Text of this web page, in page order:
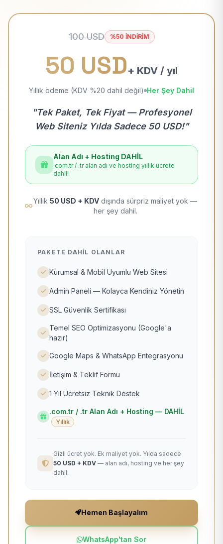
100 USD %50 İNDİRİM
50 USD+ KDV / yıl
Yıllık ödeme (KDV %20 dahil değil) Her Şey Dahil
"Tek Paket, Tek Fiyat — Profesyonel
Web Siteniz Yılda Sadece 50 USD!"
Alan Adı + Hosting DAHİL
.com.tr / .tr alan adı ve hosting yıllık ücrete
dahil!
Yıllık 50 USD + KDV dışında sürpriz maliyet yok —
her şey dahil.
PAKETE DAHIL OLANLAR
Kurumsal & Mobil Uyumlu Web Sitesi
Admin Paneli — Kolayca Kendiniz Yönetin
SSL Güvenlik Sertifikası
Temel SEO Optimizasyonu (Google'a
hazır)
Google Maps & WhatsApp Entegrasyonu
İletişim & Teklif Formu
1 Yıl Ücretsiz Teknik Destek
.com.tr / .tr Alan Adı + Hosting — DAHİL
Yıllık
Gizli ücret yok. Ek maliyet yok. Yılda sadece
50 USD + KDV — alan adı, hosting ve her şey
dahil.
Hemen Başlayalım
WhatsApp'tan Sor